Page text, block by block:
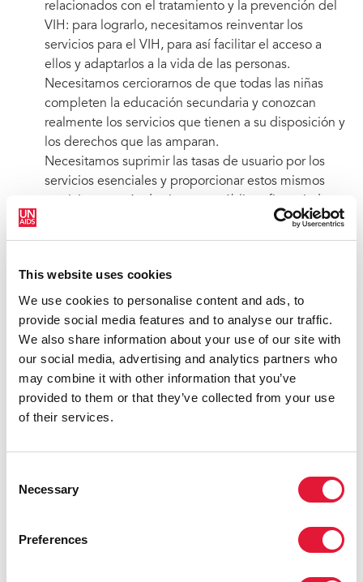
This website uses cookies
We use cookies to personalise content and ads, to
provide social media features and to analyse our traffic.
We also share information about your use of our site with
our social media, advertising and analytics partners who
may combine it with other information that you’ve
provided to them or that they’ve collected from your use
of their services.
Selection
Necessary
Preferences
relacionados con el tratamiento y la prevención del
VIH: para lograrlo, necesitamos reinventar los
servicios para el VIH, para así facilitar el acceso a
ellos y adaptarlos a la vida de las personas.
Necesitamos cerciorarnos de que todas las niñas
completen la educación secundaria y conozcan
realmente los servicios que tienen a su disposición y
los derechos que las amparan.
Necesitamos suprimir las tasas de usuario por los
servicios esenciales y proporcionar estos mismos
mediante impuestos. Necesitamos integrar los
servicios proporcionados por la comunidad.
priva de recursos nacionales para la salud y la
educación.
Tengamos presente que la mayoría de los países en
desarrollo se enfrentan a una grave crisis económica:
en el año 2020 tuvieron una pérdida de ingresos
superior al 20 % y sus presupuestos sanitarios están
aún hoy amenazados. De entre todos ellos, preocupa
especialmente la situación de África.
para ello, lo primero que hemos de hacer es
impuestos y la competencia fiscal, dos prácticas que
También necesitamos una reestructuración de la
deuda para superar el impacto de la COVID-19.